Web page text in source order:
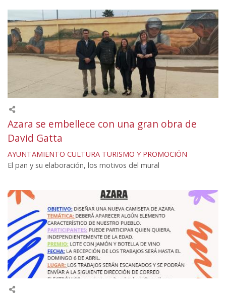
Azara se embellece con una gran obra de
David Gatta
AYUNTAMIENTO CULTURA TURISMO Y PROMOCIÓN
El pan y su elaboración, los motivos del mural